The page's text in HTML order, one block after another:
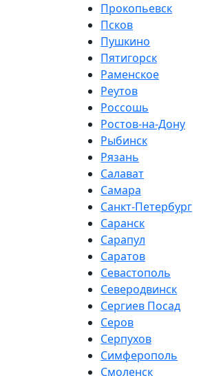
Прокопьевск
Псков
Пушкино
Пятигорск
Раменское
Реутов
Россошь
Ростов-на-Дону
Рыбинск
Рязань
Салават
Самара
Санкт-Петербург
Саранск
Сарапул
Саратов
Севастополь
Северодвинск
Сергиев Посад
Серов
Серпухов
Симферополь
Смоленск